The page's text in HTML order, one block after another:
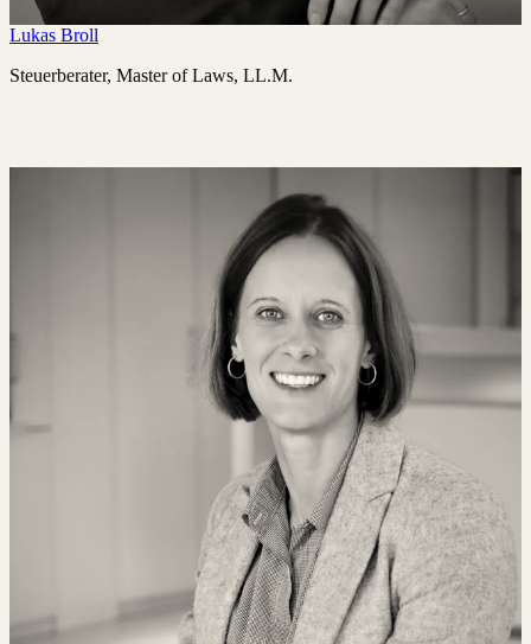
Lukas Broll
Steuerberater, Master of Laws, LL.M.